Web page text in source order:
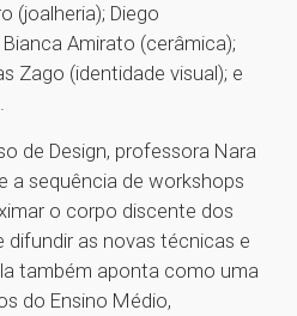
(joalheria); Diego
Amirato (cerâmica);
Zago (identidade visual); e
de Design, professora Nara
a sequência de workshops
o corpo discente dos
difundir as novas técnicas e
também aponta como uma
do Ensino Médio,